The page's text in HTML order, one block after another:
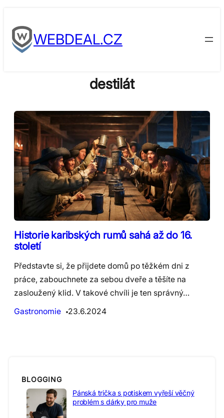
to
contentWEBDEAL.CZ
destilát
Historie karibských rumů sahá až do 16.
století
Představte si, že přijdete domů po těžkém dni z
práce, zabouchnete za sebou dveře a těšíte na
zasloužený klid. V takové chvíli je ten správný…
Gastronomie
23.6.2024
BLOGGING
Pánská trička s potiskem vyřeší věčný
problém s dárky pro muže